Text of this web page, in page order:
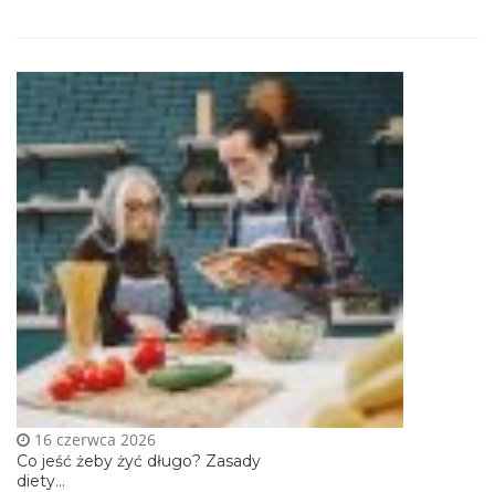
Co jeść żeby żyć długo? Zasady
diety...
16 czerwca 2026